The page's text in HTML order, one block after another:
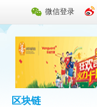
微信登录
区块链